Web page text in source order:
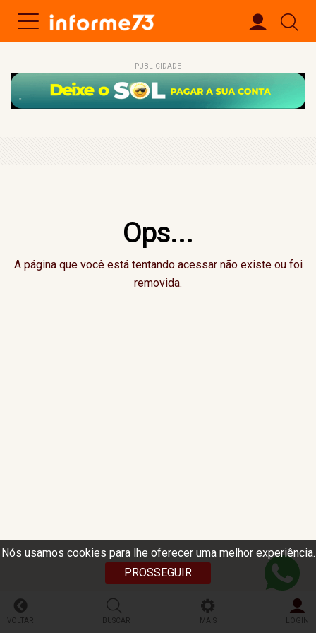
Nós usamos cookies para lhe oferecer uma melhor experiência.
PROSSEGUIR
PUBLICIDADE
Ops...
A página que você está tentando acessar não existe ou foi
removida.
VOLTAR BUSCAR MAIS LOGIN